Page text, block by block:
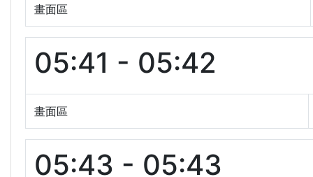
畫面區
05:41 - 05:42
畫面區
05:43 - 05:43